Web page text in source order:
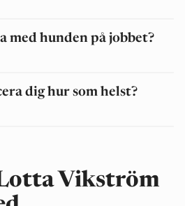
med hunden på jobbet?
dig hur som helst?
Vikström